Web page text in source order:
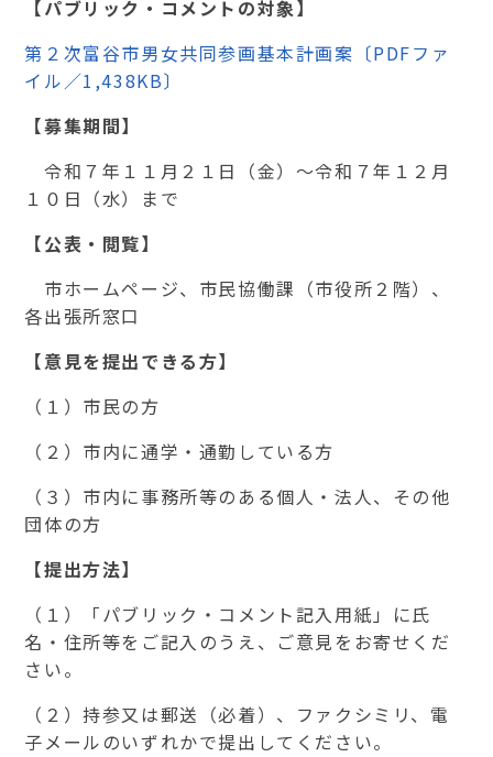
【パブリック・コメントの対象】
第２次富谷市男女共同参画基本計画案〔PDFファ
イル／1,438KB〕
【募集期間】
令和７年１１月２１日（金）～令和７年１２月
１０日（水）まで
【公表・閲覧】
市ホームページ、市民協働課（市役所２階）、
各出張所窓口
【意見を提出できる方】
（１）市民の方
（２）市内に通学・通勤している方
（３）市内に事務所等のある個人・法人、その他
団体の方
【提出方法】
（１）「パブリック・コメント記入用紙」に氏
名・住所等をご記入のうえ、ご意見をお寄せくだ
さい。
（２）持参又は郵送（必着）、ファクシミリ、電
子メールのいずれかで提出してください。